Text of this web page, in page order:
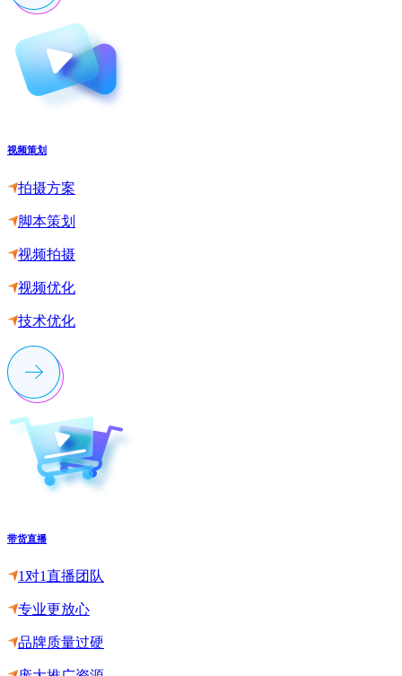
视频策划
拍摄方案
脚本策划
视频拍摄
视频优化
技术优化
带货直播
1对1直播团队
专业更放心
品牌质量过硬